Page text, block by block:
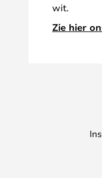
wit.
Zie hier